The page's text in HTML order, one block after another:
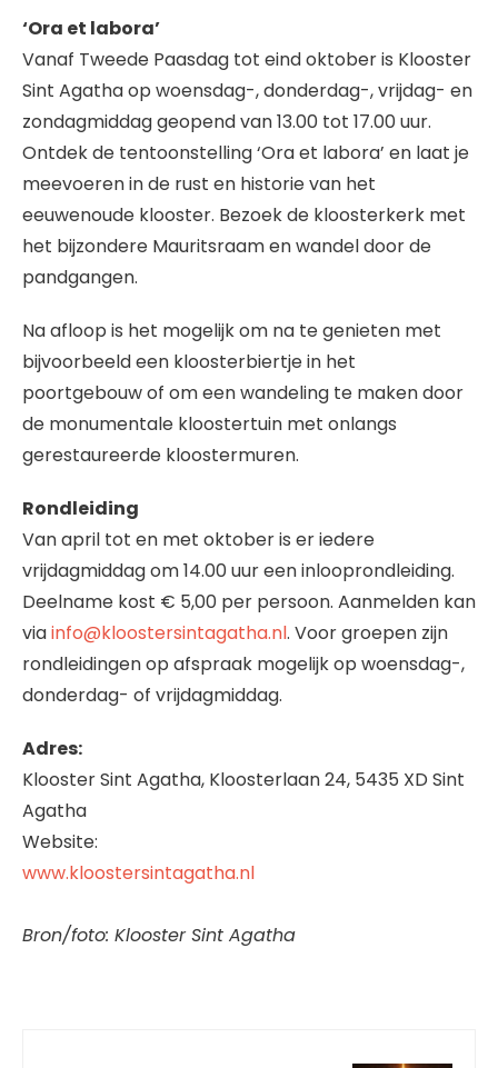
‘Ora et labora’
Vanaf Tweede Paasdag tot eind oktober is Klooster
Sint Agatha op woensdag-, donderdag-, vrijdag- en
zondagmiddag geopend van 13.00 tot 17.00 uur.
Ontdek de tentoonstelling ‘Ora et labora’ en laat je
meevoeren in de rust en historie van het
eeuwenoude klooster. Bezoek de kloosterkerk met
het bijzondere Mauritsraam en wandel door de
pandgangen.
Na afloop is het mogelijk om na te genieten met
bijvoorbeeld een kloosterbiertje in het
poortgebouw of om een wandeling te maken door
de monumentale kloostertuin met onlangs
gerestaureerde kloostermuren.
Rondleiding
Van april tot en met oktober is er iedere
vrijdagmiddag om 14.00 uur een inlooprondleiding.
Deelname kost € 5,00 per persoon. Aanmelden kan
viainfo@kloostersintagatha.nl. Voor groepen zijn
rondleidingen op afspraak mogelijk op woensdag-,
donderdag- of vrijdagmiddag.
Adres:
Klooster Sint Agatha, Kloosterlaan 24, 5435 XD Sint
Agatha
Website:
www.kloostersintagatha.nl
Bron/foto: Klooster Sint Agatha